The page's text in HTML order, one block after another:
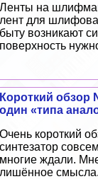
Ленты на
лент для
быту возникают
поверхность
Короткий обзор
один «типа
Очень короткий
синтезатор
многие ждали.
лишённое